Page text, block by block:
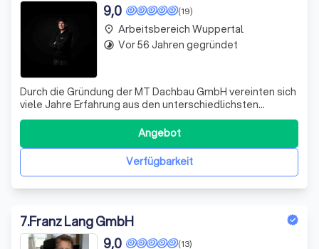
(19)
9,0
Durch die Gründung der MT Dachbau GmbH vereinten sich
viele Jahre Erfahrung aus den unterschiedlichsten
Bereichen des professionellen Dachbaus, um Kunden in
Schwelm und Umgebung mit Leistungen rund um Ihr Dach
zu versorgen.
Verfügbarkeit
Angebot
place Arbeitsbereich Wuppertal
timelapse Vor 56 Jahren gegründet
7.Franz Lang GmbH
(13)
9,0